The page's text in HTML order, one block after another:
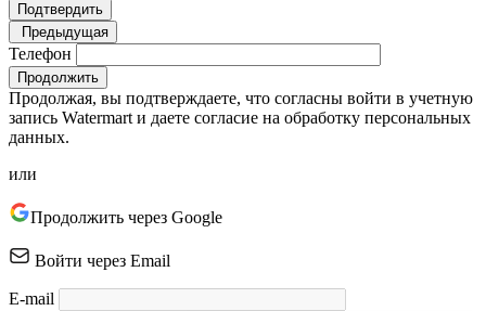
Подтвердить
Предыдущая
Телефон
Продолжить
Продолжая, вы подтверждаете, что согласны войти в учетную
запись Watermart и даете согласие на обработку персональных
данных.
или
Продолжить через Google
Войти через Email
E-mail